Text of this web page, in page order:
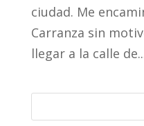
ciudad. Me
Carranza sin
llegar a la calle